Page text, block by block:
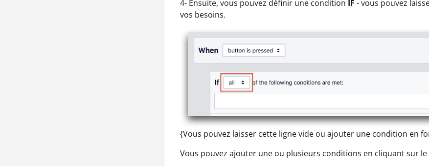
4- Ensuite, vous pouvez définir une condition IF - vous pouvez
vos besoins.
{Vous pouvez laisser cette ligne vide ou ajouter une condition en
Vous pouvez ajouter une ou plusieurs conditions en cliquant sur